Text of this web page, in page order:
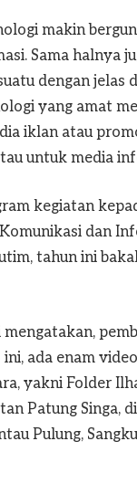
makin
Sama halnya
dengan jelas
yang amat
iklan atau
untuk media
kegiatan
dan
tahun ini
ada enam
yakni Folder
Patung Singa,
Pulung,